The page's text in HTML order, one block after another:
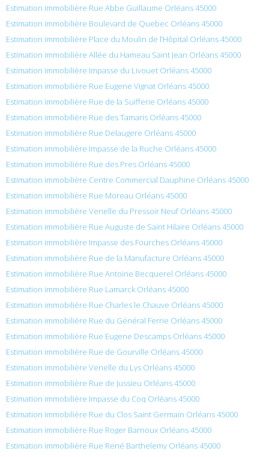
Estimation immobilière Rue Abbe Guillaume Orléans 45000
Estimation immobilière Boulevard de Quebec Orléans 45000
Estimation immobilière Place du Moulin de l’Hôpital Orléans 45000
Estimation immobilière Allée du Hameau Saint Jean Orléans 45000
Estimation immobilière Impasse du Livouet Orléans 45000
Estimation immobilière Rue Eugene Vignat Orléans 45000
Estimation immobilière Rue de la Suifferie Orléans 45000
Estimation immobilière Rue des Tamaris Orléans 45000
Estimation immobilière Rue Delaugere Orléans 45000
Estimation immobilière Impasse de la Ruche Orléans 45000
Estimation immobilière Rue des Pres Orléans 45000
Estimation immobilière Centre Commercial Dauphine Orléans 45000
Estimation immobilière Rue Moreau Orléans 45000
Estimation immobilière Venelle du Pressoir Neuf Orléans 45000
Estimation immobilière Rue Auguste de Saint Hilaire Orléans 45000
Estimation immobilière Impasse des Fourches Orléans 45000
Estimation immobilière Rue de la Manufacture Orléans 45000
Estimation immobilière Rue Antoine Becquerel Orléans 45000
Estimation immobilière Rue Lamarck Orléans 45000
Estimation immobilière Rue Charles le Chauve Orléans 45000
Estimation immobilière Rue du Général Ferrie Orléans 45000
Estimation immobilière Rue Eugene Descamps Orléans 45000
Estimation immobilière Rue de Gourville Orléans 45000
Estimation immobilière Venelle du Lys Orléans 45000
Estimation immobilière Rue de Jussieu Orléans 45000
Estimation immobilière Impasse du Coq Orléans 45000
Estimation immobilière Rue du Clos Saint Germain Orléans 45000
Estimation immobilière Rue Roger Barnoux Orléans 45000
Estimation immobilière Rue René Barthelemy Orléans 45000